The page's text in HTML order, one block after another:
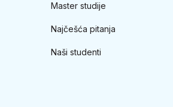
Master studije
Najčešća pitanja
Naši studenti